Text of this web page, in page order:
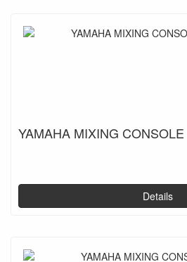
YAMAHA MIXING
Details